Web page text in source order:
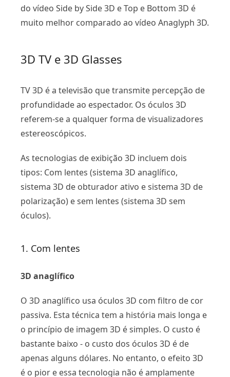
do vídeo Side by Side 3D e Top e Bottom 3D é
muito melhor comparado ao vídeo Anaglyph 3D.
3D TV e 3D Glasses
TV 3D é a televisão que transmite percepção de
profundidade ao espectador. Os óculos 3D
referem-se a qualquer forma de visualizadores
estereoscópicos.
As tecnologias de exibição 3D incluem dois
tipos: Com lentes (sistema 3D anaglífico,
sistema 3D de obturador ativo e sistema 3D de
polarização) e sem lentes (sistema 3D sem
óculos).
1. Com lentes
3D anaglífico
O 3D anaglífico usa óculos 3D com filtro de cor
passiva. Esta técnica tem a história mais longa e
o princípio de imagem 3D é simples. O custo é
bastante baixo - o custo dos óculos 3D é de
apenas alguns dólares. No entanto, o efeito 3D
é o pior e essa tecnologia não é amplamente